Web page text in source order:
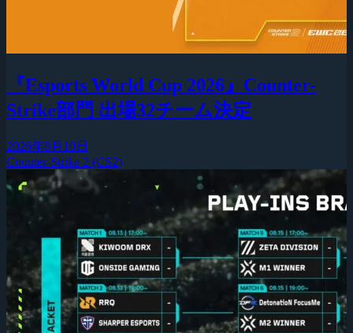
『Esports World Cup 2026』Counter-
Strike部門 出場32チーム決定
2026年8月10日
Counter-Strike 2 (CS2)